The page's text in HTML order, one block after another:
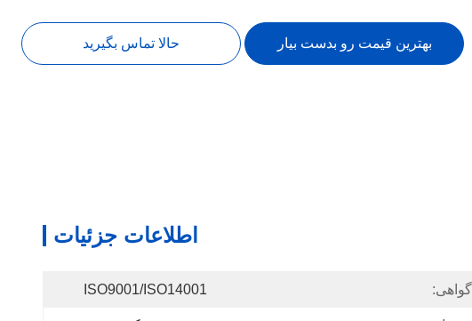
بهترین قیمت رو بدست بیار حالا تماس بگیرید
اطلاعات جزئیات
گواهی: ISO9001/ISO14001